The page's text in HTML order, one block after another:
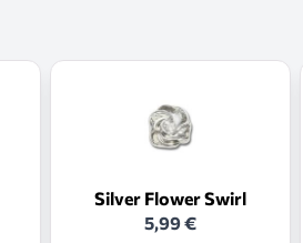
Silver Flower Swirl
5,99 €